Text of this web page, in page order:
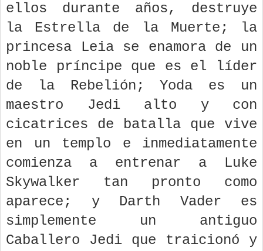
ellos durante años, destruye
la Estrella de la Muerte; la
princesa Leia se enamora de un
noble príncipe que es el líder
de la Rebelión; Yoda es un
maestro Jedi alto y con
cicatrices de batalla que vive
en un templo e inmediatamente
comienza a entrenar a Luke
Skywalker tan pronto como
aparece; y Darth Vader es
simplemente un antiguo
Caballero Jedi que traicionó y